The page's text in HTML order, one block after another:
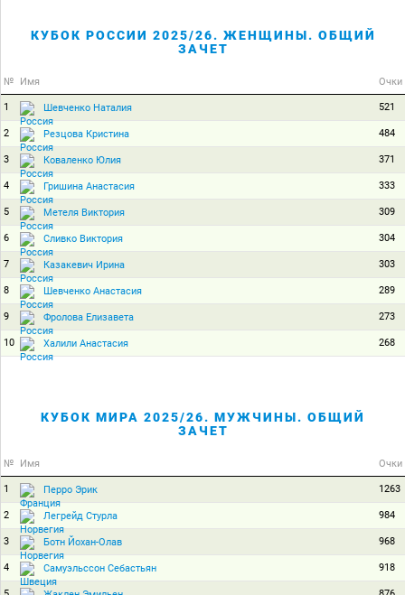
КУБОК РОССИИ 2025/26. ЖЕНЩИНЫ. ОБЩИЙ
ЗАЧЕТ
№ Имя Очки
1 Шевченко Наталия 521
2 Резцова Кристина 484
3 Коваленко Юлия 371
4 Гришина Анастасия 333
5 Метеля Виктория 309
6 Сливко Виктория 304
7 Казакевич Ирина 303
8 Шевченко Анастасия 289
9 Фролова Елизавета 273
10 Халили Анастасия 268
КУБОК МИРА 2025/26. МУЖЧИНЫ. ОБЩИЙ
ЗАЧЕТ
№ Имя Очки
1 Перро Эрик 1263
2 Легрейд Стурла 984
3 Ботн Йохан-Олав 968
4 Самуэльссон Себастьян 918